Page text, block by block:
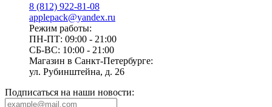
8 (812) 922-81-08
applepack@yandex.ru
Режим работы:
ПН-ПТ: 09:00 - 21:00
СБ-ВС: 10:00 - 21:00
Магазин в Санкт-Петербурге:
ул. Рубинштейна, д. 26
Подписаться на наши новости: